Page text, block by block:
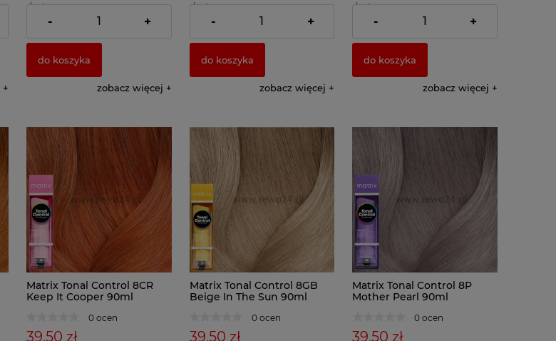
dostawy
( 1 x 100ml = 42,22 zł )
- +
do koszyka
zobacz więcej
dostawy
( 1 x 100ml = 42,22 zł )
- +
do koszyka
zobacz więcej
dostawy
( 1 x 100ml = 42,22 zł )
- +
do koszyka
zobacz więcej
Matrix Tonal Control 8CR
Keep It Cooper 90ml
0 ocen
39,50 zł
Matrix Tonal Control 8GB
Beige In The Sun 90ml
0 ocen
39,50 zł
Matrix Tonal Control 8P
Mother Pearl 90ml
0 ocen
39,50 zł